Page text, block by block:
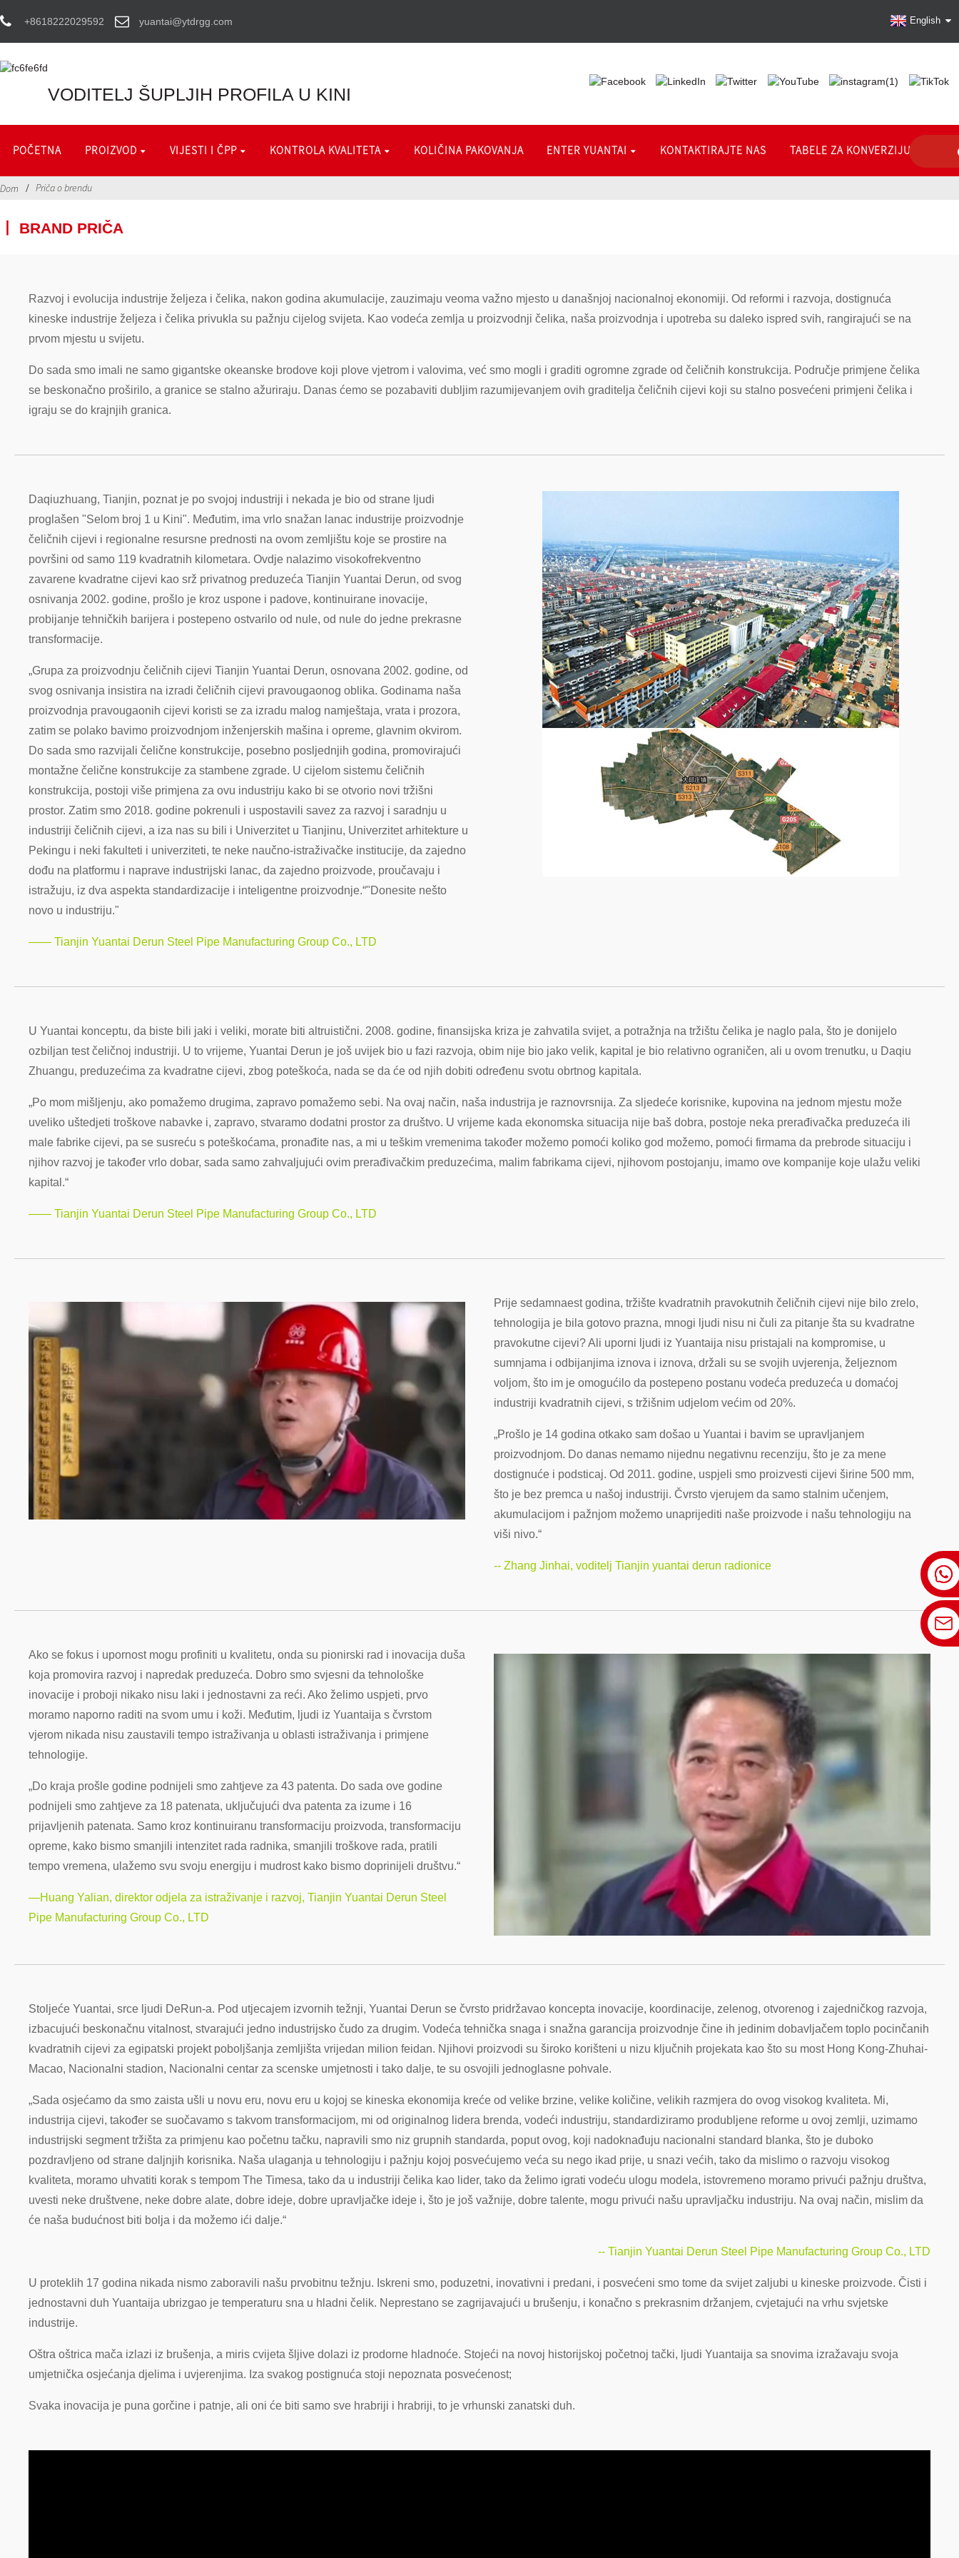
+8618222029592 yuantai@ytdrgg.com English
VODITELJ ŠUPLJIH PROFILA U KINI
POČETNA PROIZVOD VIJESTI I ČPP KONTROLA KVALITETA KOLIČINA PAKOVANJA ENTER YUANTAI KONTAKTIRAJTE NAS TABELE ZA KONVERZIJU
Dom Priča o brendu
丨 BRAND PRIČA
Razvoj i evolucija industrije željeza i čelika, nakon godina akumulacije, zauzimaju veoma važno mjesto u današnjoj nacionalnoj ekonomiji. Od reformi i razvoja, dostignuća
kineske industrije željeza i čelika privukla su pažnju cijelog svijeta. Kao vodeća zemlja u proizvodnji čelika, naša proizvodnja i upotreba su daleko ispred svih, rangirajući se na
prvom mjestu u svijetu.
Do sada smo imali ne samo gigantske okeanske brodove koji plove vjetrom i valovima, već smo mogli i graditi ogromne zgrade od čeličnih konstrukcija. Područje primjene čelika
se beskonačno proširilo, a granice se stalno ažuriraju. Danas ćemo se pozabaviti dubljim razumijevanjem ovih graditelja čeličnih cijevi koji su stalno posvećeni primjeni čelika i
igraju se do krajnjih granica.
Daqiuzhuang, Tianjin, poznat je po svojoj industriji i nekada je bio od strane ljudi
proglašen "Selom broj 1 u Kini". Međutim, ima vrlo snažan lanac industrije proizvodnje
čeličnih cijevi i regionalne resursne prednosti na ovom zemljištu koje se prostire na
površini od samo 119 kvadratnih kilometara. Ovdje nalazimo visokofrekventno
zavarene kvadratne cijevi kao srž privatnog preduzeća Tianjin Yuantai Derun, od svog
osnivanja 2002. godine, prošlo je kroz uspone i padove, kontinuirane inovacije,
probijanje tehničkih barijera i postepeno ostvarilo od nule, od nule do jedne prekrasne
transformacije.
„Grupa za proizvodnju čeličnih cijevi Tianjin Yuantai Derun, osnovana 2002. godine, od
svog osnivanja insistira na izradi čeličnih cijevi pravougaonog oblika. Godinama naša
proizvodnja pravougaonih cijevi koristi se za izradu malog namještaja, vrata i prozora,
zatim se polako bavimo proizvodnjom inženjerskih mašina i opreme, glavnim okvirom.
Do sada smo razvijali čelične konstrukcije, posebno posljednjih godina, promovirajući
montažne čelične konstrukcije za stambene zgrade. U cijelom sistemu čeličnih
konstrukcija, postoji više primjena za ovu industriju kako bi se otvorio novi tržišni
prostor. Zatim smo 2018. godine pokrenuli i uspostavili savez za razvoj i saradnju u
industriji čeličnih cijevi, a iza nas su bili i Univerzitet u Tianjinu, Univerzitet arhitekture u
Pekingu i neki fakulteti i univerziteti, te neke naučno-istraživačke institucije, da zajedno
dođu na platformu i naprave industrijski lanac, da zajedno proizvode, proučavaju i
istražuju, iz dva aspekta standardizacije i inteligentne proizvodnje.“"Donesite nešto
novo u industriju."
—— Tianjin Yuantai Derun Steel Pipe Manufacturing Group Co., LTD
U Yuantai konceptu, da biste bili jaki i veliki, morate biti altruistični. 2008. godine, finansijska kriza je zahvatila svijet, a potražnja na tržištu čelika je naglo pala, što je donijelo
ozbiljan test čeličnoj industriji. U to vrijeme, Yuantai Derun je još uvijek bio u fazi razvoja, obim nije bio jako velik, kapital je bio relativno ograničen, ali u ovom trenutku, u Daqiu
Zhuangu, preduzećima za kvadratne cijevi, zbog poteškoća, nada se da će od njih dobiti određenu svotu obrtnog kapitala.
„Po mom mišljenju, ako pomažemo drugima, zapravo pomažemo sebi. Na ovaj način, naša industrija je raznovrsnija. Za sljedeće korisnike, kupovina na jednom mjestu može
uveliko uštedjeti troškove nabavke i, zapravo, stvaramo dodatni prostor za društvo. U vrijeme kada ekonomska situacija nije baš dobra, postoje neka prerađivačka preduzeća ili
male fabrike cijevi, pa se susreću s poteškoćama, pronađite nas, a mi u teškim vremenima također možemo pomoći koliko god možemo, pomoći firmama da prebrode situaciju i
njihov razvoj je također vrlo dobar, sada samo zahvaljujući ovim prerađivačkim preduzećima, malim fabrikama cijevi, njihovom postojanju, imamo ove kompanije koje ulažu veliki
kapital.“
—— Tianjin Yuantai Derun Steel Pipe Manufacturing Group Co., LTD
Prije sedamnaest godina, tržište kvadratnih pravokutnih čeličnih cijevi nije bilo zrelo,
tehnologija je bila gotovo prazna, mnogi ljudi nisu ni čuli za pitanje šta su kvadratne
pravokutne cijevi? Ali uporni ljudi iz Yuantaija nisu pristajali na kompromise, u
sumnjama i odbijanjima iznova i iznova, držali su se svojih uvjerenja, željeznom
voljom, što im je omogućilo da postepeno postanu vodeća preduzeća u domaćoj
industriji kvadratnih cijevi, s tržišnim udjelom većim od 20%.
„Prošlo je 14 godina otkako sam došao u Yuantai i bavim se upravljanjem
proizvodnjom. Do danas nemamo nijednu negativnu recenziju, što je za mene
dostignuće i podsticaj. Od 2011. godine, uspjeli smo proizvesti cijevi širine 500 mm,
što je bez premca u našoj industriji. Čvrsto vjerujem da samo stalnim učenjem,
akumulacijom i pažnjom možemo unaprijediti naše proizvode i našu tehnologiju na
viši nivo.“
-- Zhang Jinhai, voditelj Tianjin yuantai derun radionice
Ako se fokus i upornost mogu profiniti u kvalitetu, onda su pionirski rad i inovacija duša
koja promovira razvoj i napredak preduzeća. Dobro smo svjesni da tehnološke
inovacije i proboji nikako nisu laki i jednostavni za reći. Ako želimo uspjeti, prvo
moramo naporno raditi na svom umu i koži. Međutim, ljudi iz Yuantaija s čvrstom
vjerom nikada nisu zaustavili tempo istraživanja u oblasti istraživanja i primjene
tehnologije.
„Do kraja prošle godine podnijeli smo zahtjeve za 43 patenta. Do sada ove godine
podnijeli smo zahtjeve za 18 patenata, uključujući dva patenta za izume i 16
prijavljenih patenata. Samo kroz kontinuiranu transformaciju proizvoda, transformaciju
opreme, kako bismo smanjili intenzitet rada radnika, smanjili troškove rada, pratili
tempo vremena, ulažemo svu svoju energiju i mudrost kako bismo doprinijeli društvu.“
—Huang Yalian, direktor odjela za istraživanje i razvoj, Tianjin Yuantai Derun Steel
Pipe Manufacturing Group Co., LTD
Stoljeće Yuantai, srce ljudi DeRun-a. Pod utjecajem izvornih težnji, Yuantai Derun se čvrsto pridržavao koncepta inovacije, koordinacije, zelenog, otvorenog i zajedničkog razvoja,
izbacujući beskonačnu vitalnost, stvarajući jedno industrijsko čudo za drugim. Vodeća tehnička snaga i snažna garancija proizvodnje čine ih jedinim dobavljačem toplo pocinčanih
kvadratnih cijevi za egipatski projekt poboljšanja zemljišta vrijedan milion feidan. Njihovi proizvodi su široko korišteni u nizu ključnih projekata kao što su most Hong Kong-Zhuhai-
Macao, Nacionalni stadion, Nacionalni centar za scenske umjetnosti i tako dalje, te su osvojili jednoglasne pohvale.
„Sada osjećamo da smo zaista ušli u novu eru, novu eru u kojoj se kineska ekonomija kreće od velike brzine, velike količine, velikih razmjera do ovog visokog kvaliteta. Mi,
industrija cijevi, također se suočavamo s takvom transformacijom, mi od originalnog lidera brenda, vodeći industriju, standardiziramo produbljene reforme u ovoj zemlji, uzimamo
industrijski segment tržišta za primjenu kao početnu tačku, napravili smo niz grupnih standarda, poput ovog, koji nadoknađuju nacionalni standard blanka, što je duboko
pozdravljeno od strane daljnjih korisnika. Naša ulaganja u tehnologiju i pažnju kojoj posvećujemo veća su nego ikad prije, u snazi ​​​​većih, tako da mislimo o razvoju visokog
kvaliteta, moramo uhvatiti korak s tempom The Timesa, tako da u industriji čelika kao lider, tako da želimo igrati vodeću ulogu modela, istovremeno moramo privući pažnju društva,
uvesti neke društvene, neke dobre alate, dobre ideje, dobre upravljačke ideje i, što je još važnije, dobre talente, mogu privući našu upravljačku industriju. Na ovaj način, mislim da
će naša budućnost biti bolja i da možemo ići dalje.“
-- Tianjin Yuantai Derun Steel Pipe Manufacturing Group Co., LTD
U proteklih 17 godina nikada nismo zaboravili našu prvobitnu težnju. Iskreni smo, poduzetni, inovativni i predani, i posvećeni smo tome da svijet zaljubi u kineske proizvode. Čisti i
jednostavni duh Yuantaija ubrizgao je temperaturu sna u hladni čelik. Neprestano se zagrijavajući u brušenju, i konačno s prekrasnim držanjem, cvjetajući na vrhu svjetske
industrije.
Oštra oštrica mača izlazi iz brušenja, a miris cvijeta šljive dolazi iz prodorne hladnoće. Stojeći na novoj historijskoj početnoj tački, ljudi Yuantaija sa snovima izražavaju svoja
umjetnička osjećanja djelima i uvjerenjima. Iza svakog postignuća stoji nepoznata posvećenost;
Svaka inovacija je puna gorčine i patnje, ali oni će biti samo sve hrabriji i hrabriji, to je vrhunski zanatski duh.